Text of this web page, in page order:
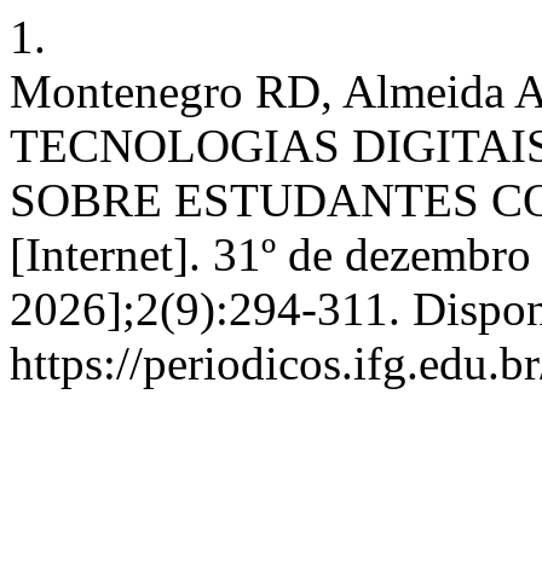
1.
Montenegro RD, Almeida
TECNOLOGIAS
SOBRE ESTUDANTES
[Internet]. 31º de
2026];2(9):294-311.
https://